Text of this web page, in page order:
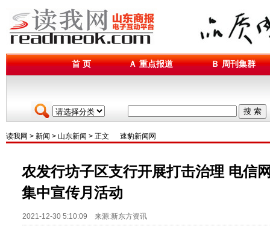
首 页 Ａ 重点报道 Ｂ 周刊集群
搜 索
读我网 > 新闻 > 山东新闻 > 正文 速豹新闻网
农发行坊子区支行开展打击治理 电信
集中宣传月活动
2021-12-30 5:10:09 来源:新东方资讯